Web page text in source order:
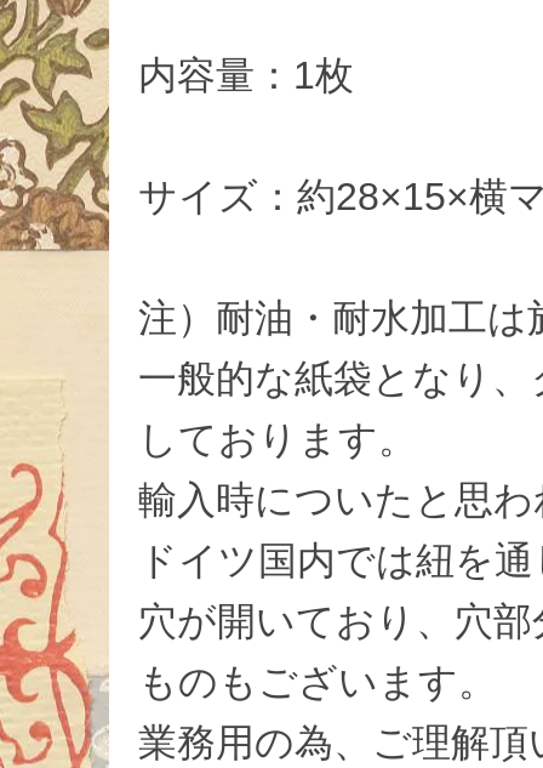
内容量：1枚
サイズ：約28×15×横
注）耐油・耐水加工
一般的な紙袋となり
しております。
輸入時についたと思
ドイツ国内では紐を
穴が開いており、穴
ものもございます。
業務用の為、ご理解